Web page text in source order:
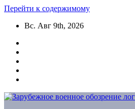
Перейти к содержимому
Вс. Авг 9th, 2026